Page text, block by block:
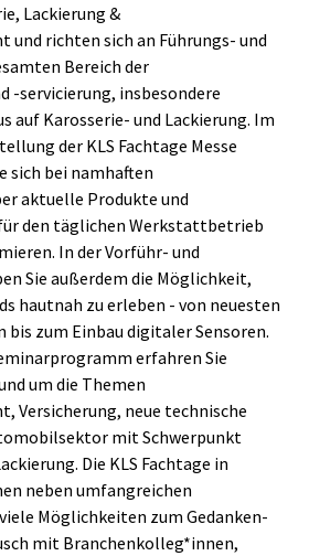
Lackierung &
und richten sich an Führungs- und
Bereich der
-servicierung, insbesondere
auf Karosserie- und Lackierung. Im
der KLS Fachtage Messe
sich bei namhaften
aktuelle Produkte und
den täglichen Werkstattbetrieb
In der Vorführ- und
Sie außerdem die Möglichkeit,
hautnah zu erleben - von neuesten
bis zum Einbau digitaler Sensoren.
erfahren Sie
um die Themen
Versicherung, neue technische
mit Schwerpunkt
Die KLS Fachtage in
neben umfangreichen
Möglichkeiten zum Gedanken-
mit Branchenkolleg*innen,